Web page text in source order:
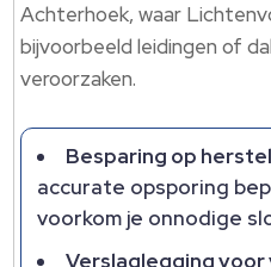
Achterhoek, waar
bijvoorbeeld leidingen of
veroorzaken.​
Besparing op
accurate opsporing
voorkom je onnodige
Verslaglegging voor